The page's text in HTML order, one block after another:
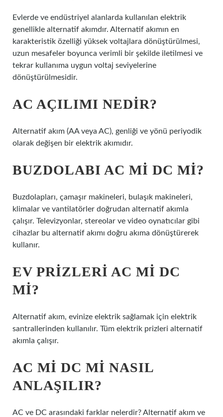
Evlerde ve endüstriyel alanlarda kullanılan elektrik
genellikle alternatif akımdır. Alternatif akımın en
karakteristik özelliği yüksek voltajlara dönüştürülmesi,
uzun mesafeler boyunca verimli bir şekilde iletilmesi ve
tekrar kullanıma uygun voltaj seviyelerine
dönüştürülmesidir.
AC AÇILIMI NEDIR?
Alternatif akım (AA veya AC), genliği ve yönü periyodik
olarak değişen bir elektrik akımıdır.
BUZDOLABI AC MI DC MI?
Buzdolapları, çamaşır makineleri, bulaşık makineleri,
klimalar ve vantilatörler doğrudan alternatif akımla
çalışır. Televizyonlar, stereolar ve video oynatıcılar gibi
cihazlar bu alternatif akımı doğru akıma dönüştürerek
kullanır.
EV PRIZLERI AC MI DC
MI?
Alternatif akım, evinize elektrik sağlamak için elektrik
santrallerinden kullanılır. Tüm elektrik prizleri alternatif
akımla çalışır.
AC MI DC MI NASIL
ANLAŞILIR?
AC ve DC arasındaki farklar nelerdir? Alternatif akım ve